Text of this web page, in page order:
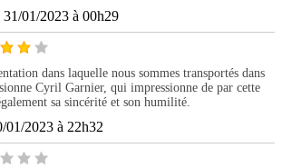
31/01/2023 à 00h29
dans laquelle nous sommes transportés dans
Cyril Garnier, qui impressionne de par cette
sa sincérité et son humilité.
01/2023 à 22h32